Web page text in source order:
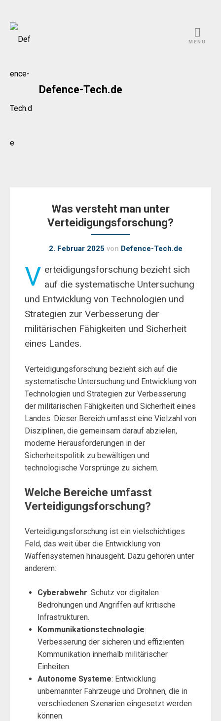
Skip
Defence-Tech.de
MENU
Was versteht man unter
Verteidigungsforschung?
2. Februar 2025 von Defence-Tech.de
V erteidigungsforschung bezieht sich
auf die systematische Untersuchung
und Entwicklung von Technologien und
Strategien zur Verbesserung der
militärischen Fähigkeiten und Sicherheit
eines Landes.
Verteidigungsforschung bezieht sich auf die
systematische Untersuchung und Entwicklung von
Technologien und Strategien zur Verbesserung
der militärischen Fähigkeiten und Sicherheit eines
Landes. Dieser Bereich umfasst eine Vielzahl von
Disziplinen, die gemeinsam darauf abzielen,
moderne Herausforderungen in der
Sicherheitspolitik zu bewältigen und
technologische Vorsprünge zu sichern.
Welche Bereiche umfasst
Verteidigungsforschung?
Verteidigungsforschung ist ein vielschichtiges
Feld, das weit über die Entwicklung von
Waffensystemen hinausgeht. Dazu gehören unter
anderem:
Cyberabwehr: Schutz vor digitalen
Bedrohungen und Angriffen auf kritische
Infrastrukturen.
Kommunikationstechnologie:
Verbesserung der sicheren und effizienten
Kommunikation innerhalb militärischer
Einheiten.
Autonome Systeme: Entwicklung
unbemannter Fahrzeuge und Drohnen, die in
verschiedenen Szenarien eingesetzt werden
können.